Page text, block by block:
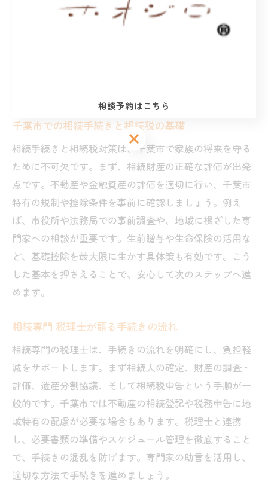
千葉市での相続手続きと相続税の基礎
相続手続きと相続税対策は、千葉市で家族の将来を守る
ために不可欠です。まず、相続財産の正確な評価が出発
点です。不動産や金融資産の評価を適切に行い、千葉市
特有の規制や控除条件を事前に確認しましょう。例え
ば、市役所や法務局での事前調査や、地域に根ざした専
門家への相談が重要です。生前贈与や生命保険の活用な
ど、基礎控除を最大限に生かす具体策も有効です。こう
した基本を押さえることで、安心して次のステップへ進
めます。
相続専門 税理士が語る手続きの流れ
相続専門の税理士は、手続きの流れを明確にし、負担軽
減をサポートします。まず相続人の確定、財産の調査・
評価、遺産分割協議、そして相続税申告という手順が一
般的です。千葉市では不動産の相続登記や税務申告に地
域特有の配慮が必要な場合もあります。税理士と連携
し、必要書類の準備やスケジュール管理を徹底すること
で、手続きの混乱を防げます。専門家の助言を活用し、
適切な方法で手続きを進めましょう。
相談予約はこちら
相談予約はこちら
相談予約はこちら